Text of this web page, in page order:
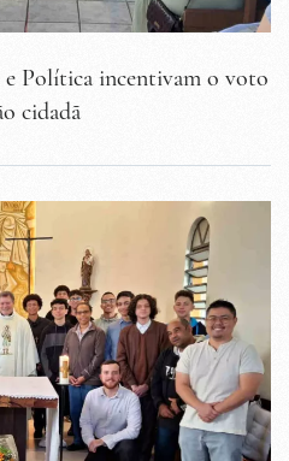
e Política incentivam o voto
cidadã